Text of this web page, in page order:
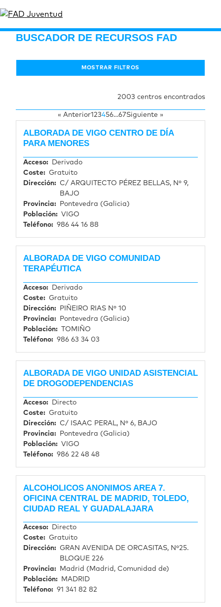
BUSCADOR DE RECURSOS FAD
MOSTRAR FILTROS
2003 centros encontrados
« Anterior123456…67Siguiente »
ALBORADA DE VIGO CENTRO DE DÍA
PARA MENORES
Acceso
Derivado
Coste
Gratuito
Dirección
C/ ARQUITECTO PÉREZ BELLAS, Nº 9,
BAJO
Provincia
Pontevedra (Galicia)
Población
VIGO
Teléfono
986 44 16 88
ALBORADA DE VIGO COMUNIDAD
TERAPÉUTICA
Acceso
Derivado
Coste
Gratuito
Dirección
PIÑEIRO RIAS Nº 10
Provincia
Pontevedra (Galicia)
Población
TOMIÑO
Teléfono
986 63 34 03
ALBORADA DE VIGO UNIDAD ASISTENCIAL
DE DROGODEPENDENCIAS
Acceso
Directo
Coste
Gratuito
Dirección
C/ ISAAC PERAL, Nº 6, BAJO
Provincia
Pontevedra (Galicia)
Población
VIGO
Teléfono
986 22 48 48
ALCOHOLICOS ANONIMOS AREA 7.
OFICINA CENTRAL DE MADRID, TOLEDO,
CIUDAD REAL Y GUADALAJARA
Acceso
Directo
Coste
Gratuito
Dirección
GRAN AVENIDA DE ORCASITAS, Nº25.
BLOQUE 226
Provincia
Madrid (Madrid, Comunidad de)
Población
MADRID
Teléfono
91 341 82 82